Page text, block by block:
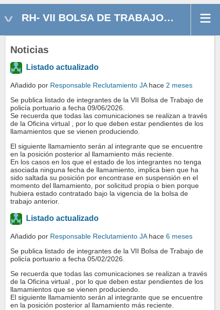
RH- VII BOLSA DE TRABAJO POLICÍA PORTUARIO(A)
Noticias
Listado actualizado
Añadido por Responsable Reclutamiento JAhace 2 meses
Se publica listado de integrantes de la VII Bolsa de Trabajo de
policía portuario a fecha 09/06/2026.
Se recuerda que todas las comunicaciones se realizan a través
de la Oficina virtual , por lo que deben estar pendientes de los
llamamientos que se vienen produciendo.
El siguiente llamamiento serán al integrante que se encuentre
en la posición posterior al llamamiento más reciente.
En los casos en los que el estado de los integrantes no tenga
asociada ninguna fecha de llamamiento, implica bien que ha
sido saltada su posición por encontrase en suspensión en el
momento del llamamiento, por solicitud propia o bien porque
hubiera estado contratado bajo la vigencia de la bolsa de
trabajo anterior.
Listado actualizado
Añadido por Responsable Reclutamiento JAhace 6 meses
Se publica listado de integrantes de la VII Bolsa de Trabajo de
policía portuario a fecha 05/02/2026.
Se recuerda que todas las comunicaciones se realizan a través
de la Oficina virtual , por lo que deben estar pendientes de los
llamamientos que se vienen produciendo.
El siguiente llamamiento serán al integrante que se encuentre
en la posición posterior al llamamiento más reciente.